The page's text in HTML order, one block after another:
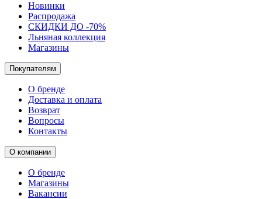
Новинки
Распродажа
СКИДКИ ДО -70%
Льняная коллекция
Магазины
Покупателям
О бренде
Доставка и оплата
Возврат
Вопросы
Контакты
О компании
О бренде
Магазины
Вакансии